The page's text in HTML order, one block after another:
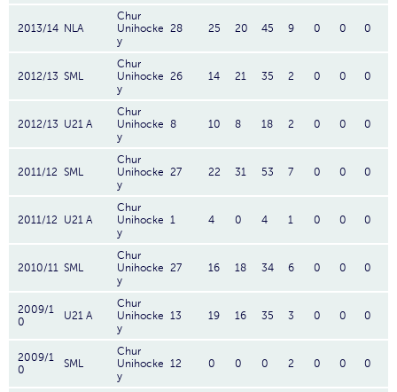
2013/14 NLA
Chur
Unihocke
y
28 25 20 45 9 0 0 0
2012/13 SML
Chur
Unihocke
y
26 14 21 35 2 0 0 0
2012/13 U21 A
Chur
Unihocke
y
8 10 8 18 2 0 0 0
2011/12 SML
Chur
Unihocke
y
27 22 31 53 7 0 0 0
2011/12 U21 A
Chur
Unihocke
y
1 4 0 4 1 0 0 0
2010/11 SML
Chur
Unihocke
y
27 16 18 34 6 0 0 0
2009/1
0
U21 A
Chur
Unihocke
y
13 19 16 35 3 0 0 0
2009/1
0
SML
Chur
Unihocke
y
12 0 0 0 2 0 0 0